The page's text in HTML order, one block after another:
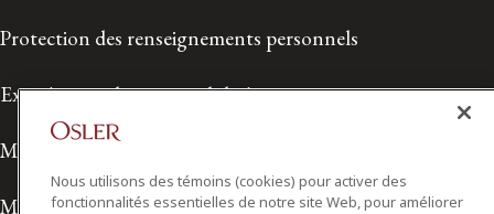
Protection des renseignements personnels
Exonération de responsabilité
Modalités de prestation de services
Modalités d'utilisation
Nous utilisons des témoins (cookies) pour activer des
fonctionnalités essentielles de notre site Web, pour améliorer